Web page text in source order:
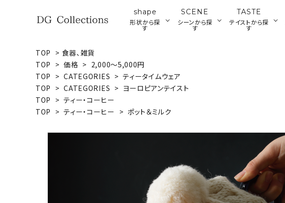
shape
形状から探
す
プレート
ウッドプレート・ボード
SCENE
シーンから探
す
TASTE
テイストから探
す
search
ACCOUNT MENU
ようこそ ゲスト 様
person
TOP > 食器、雑貨
TOP > 価格 > 2,000～5,000円
TOP > CATEGORIES > ティータイムウェア
TOP > CATEGORIES > ヨーロピアンテイスト
TOP > ティー・コーヒー
TOP > ティー・コーヒー > ポット＆ミルク